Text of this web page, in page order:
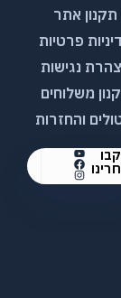
תקנון אתר
פרטיות
נגישות
משלוחים
והחזרות